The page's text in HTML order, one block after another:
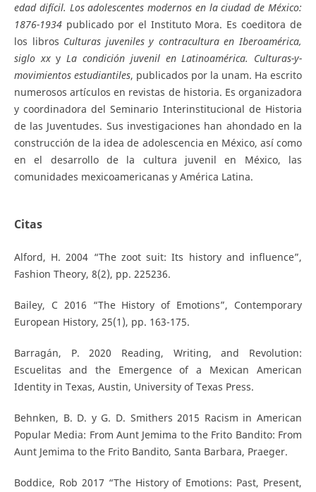
edad difícil. Los adolescentes modernos en la ciudad de México:
1876-1934publicado por el Instituto Mora. Es coeditora de
los libros Culturas juveniles y contracultura en Iberoamérica,
siglo xxyLa condición juvenil en Latinoamérica. Culturas-y-
movimientos estudiantiles, publicados por la unam. Ha escrito
numerosos artículos en revistas de historia. Es organizadora
y coordinadora del Seminario Interinstitucional de Historia
de las Juventudes. Sus investigaciones han ahondado en la
construcción de la idea de adolescencia en México, así como
en el desarrollo de la cultura juvenil en México, las
comunidades mexicoamericanas y América Latina.
Citas
Alford, H. 2004 “The zoot suit: Its history and influence”,
Fashion Theory, 8(2), pp. 225236.
Bailey, C 2016 “The History of Emotions”, Contemporary
European History, 25(1), pp. 163-175.
Barragán, P. 2020 Reading, Writing, and Revolution:
Escuelitas and the Emergence of a Mexican American
Identity in Texas, Austin, University of Texas Press.
Behnken, B. D. y G. D. Smithers 2015 Racism in American
Popular Media: From Aunt Jemima to the Frito Bandito: From
Aunt Jemima to the Frito Bandito, Santa Barbara, Praeger.
Boddice, Rob 2017 “The History of Emotions: Past, Present,